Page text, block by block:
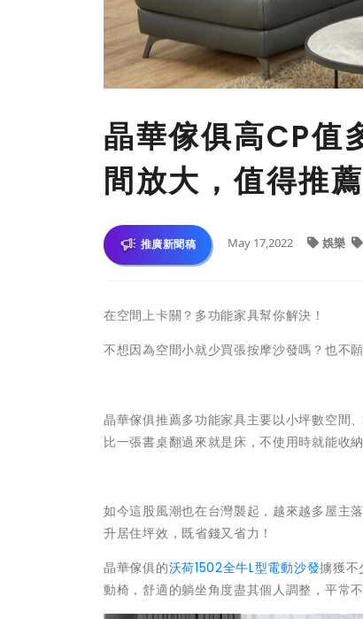
晶華傢俱高CP值
間放大，值得推薦
推廣新聞稿 May 17,2022 娛樂
在空間上卡關？多功能家具幫你解決！
不想因為空間小就少買張按摩沙發嗎？也不
晶華傢俱推薦多功能家具主要以小坪數空間
比一張書桌翻過來就是床，不使用時就能收
如今這股風潮也在台灣襲起，越來越多屋主
升居住坪效，既省錢又省力！
晶華傢俱的沃荷1502全牛L型電動沙發擄獲不
動椅，舒適的躺坐角度盡其個人調整，平常